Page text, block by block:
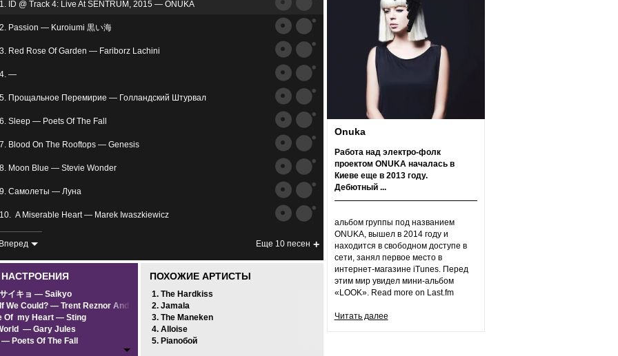
злость
1. ID @ Track 4: Live At SENTRUM, 2015 — ONUKA попаданиям
2. Passion — Kuroiumi 黒い海 кпопаданиям
3. Red Rose Of Garden — Fariborz Lachini к попаданиям
4. — к
5. Прощальное Перемирие — Голландский Штурвал кпопаданиям
6. Sleep — Poets Of The Fall кпопаданиям
7. Blood On The Rooftops — Genesis
8. Moon Blue — Stevie Wonder кпопаданиям
9. Самолеты — Луна к попаданиям
10. A Miserable Heart — Marek Iwaszkiewicz
11. Diet Mtn Dew * — Lana Del Rey кпопаданиям
Returning To Now — Karunesh кпопаданиям
кпопаданиям
14. Давайте делать паузы в словах — Сплин
Stuck In A Crowd — Alpha Rev
Еще 10 песен
Вперед
НАСТРОЕНИЯ
イキョ — Saikyo
We Could? — Trent Reznor And Atticus Ross
Of my Heart — Sting
— Gary Jules
Poets Of The Fall
ПОХОЖИЕ АРТИСТЫ
1. The Hardkiss
2. Jamala
3. The Maneken
4. Alloise
5. Pianoбой
Onuka
Работа над электро-фолк
проектом ONUKA началась в
Киеве еще в 2013 году.
Дебютный ...
альбом группы под названием
ONUKA, вышел в 2014 году и
находится в свободном доступе в
сети, занял первое место в
интернет-магазине iTunes. Перед
этим мир увидел мини-альбом
«LOOK». Read more on Last.fm
Читать далее